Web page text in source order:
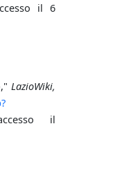
il 6
LazioWiki,
il